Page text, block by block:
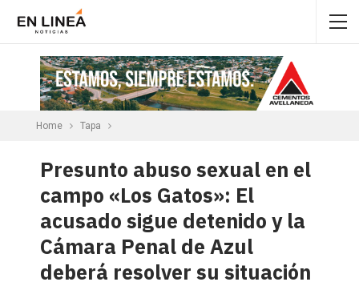
Home Tapa
Presunto abuso sexual en el
campo «Los Gatos»: El
acusado sigue detenido y la
Cámara Penal de Azul
deberá resolver su situación